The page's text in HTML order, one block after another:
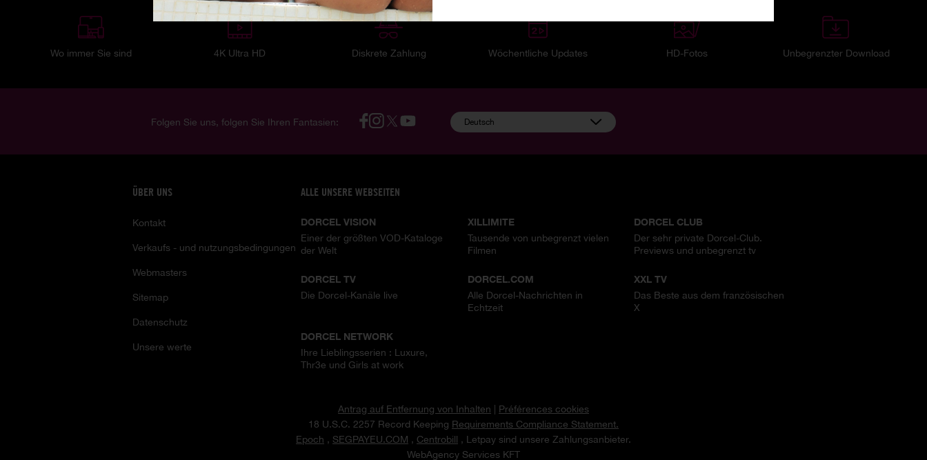
Wo immer Sie sind 4K Ultra HD Diskrete Zahlung Wöchentliche Updates HD-Fotos Unbegrenzter Download
Folgen Sie uns, folgen Sie Ihren Fantasien: Deutsch
ÜBER UNS
Kontakt
Verkaufs - und nutzungsbedingungen
Webmasters
Sitemap
Datenschutz
Unsere werte
ALLE UNSERE WEBSEITEN
DORCEL VISION
Einer der größten VOD-Kataloge
der Welt
XILLIMITE
Tausende von unbegrenzt vielen
Filmen
DORCEL CLUB
Der sehr private Dorcel-Club.
Previews und unbegrenzt tv
DORCEL TV
Die Dorcel-Kanäle live
DORCEL.COM
Alle Dorcel-Nachrichten in
Echtzeit
XXL TV
Das Beste aus dem französischen
X
DORCEL NETWORK
Ihre Lieblingsserien : Luxure,
Thr3e und Girls at work
Antrag auf Entfernung von Inhalten
Préférences cookies
18 U.S.C. 2257 Record Keeping Requirements Compliance Statement.
Epoch , SEGPAYEU.COM , Centrobill , Letpay sind unsere Zahlungsanbieter.
WebAgency Services KFT